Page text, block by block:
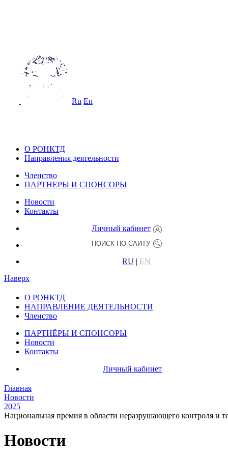
Ru En
О РОНКТД
Направления деятельности
Членство
ПАРТНЕРЫ И СПОНСОРЫ
Новости
Контакты
Личный кабинет
RU | EN
Наверх
О РОНКТД
НАПРАВЛЕНИЕ ДЕЯТЕЛЬНОСТИ
Членство
ПАРТНЁРЫ И СПОНСОРЫ
Новости
Контакты
Личный кабинет
Главная
Новости
2025
Национальная премия в области неразрушающего контроля и
Новости